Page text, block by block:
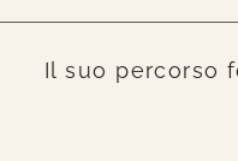
di eccellenza, dopo
Il suo percorso